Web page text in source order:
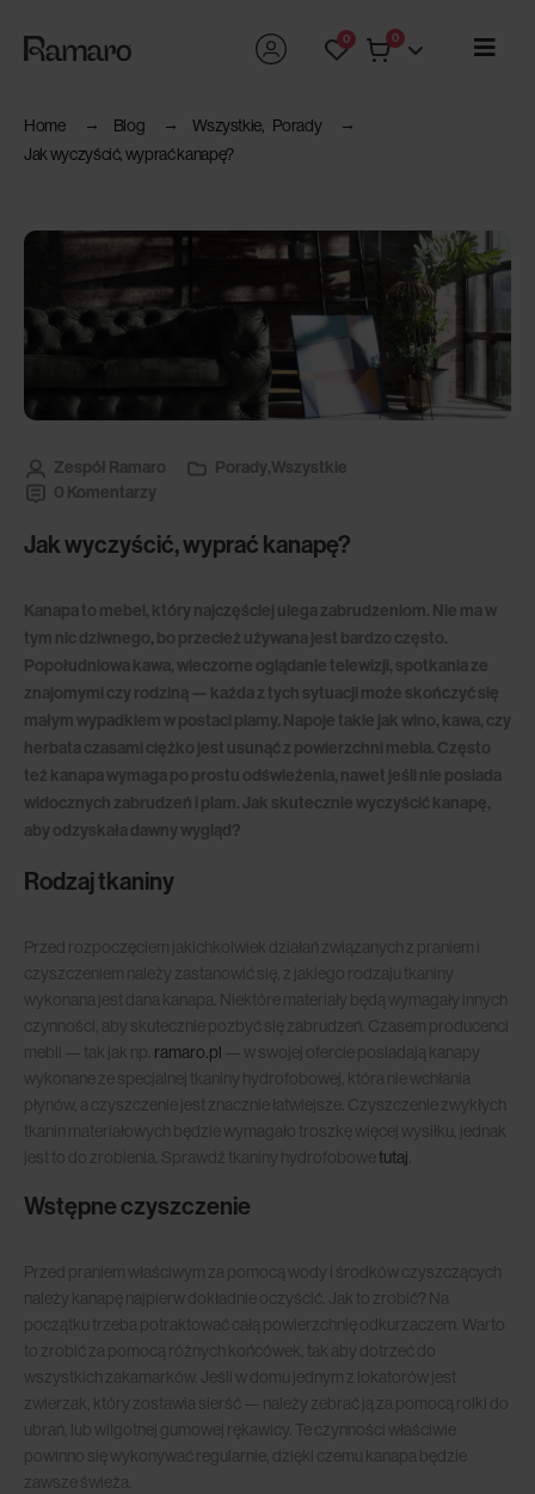
0 0
Home Blog Wszystkie
Porady
Jak wyczyścić, wyprać kanapę?
Zespół Ramaro Porady,Wszystkie
0 Komentarzy
Jak wyczyścić, wyprać kanapę?
Kanapa to mebel, który najczęściej ulega zabrudzeniom. Nie ma w
tym nic dziwnego, bo przecież używana jest bardzo często.
Popołudniowa kawa, wieczorne oglądanie telewizji, spotkania ze
znajomymi czy rodziną — każda z tych sytuacji może skończyć się
małym wypadkiem w postaci plamy. Napoje takie jak wino, kawa, czy
herbata czasami ciężko jest usunąć z powierzchni mebla. Często
też kanapa wymaga po prostu odświeżenia, nawet jeśli nie posiada
widocznych zabrudzeń i plam. Jak skutecznie wyczyścić kanapę,
aby odzyskała dawny wygląd?
Rodzaj tkaniny
Przed rozpoczęciem jakichkolwiek działań związanych z praniem i
czyszczeniem należy zastanowić się, z jakiego rodzaju tkaniny
wykonana jest dana kanapa. Niektóre materiały będą wymagały innych
czynności, aby skutecznie pozbyć się zabrudzeń. Czasem producenci
mebli — tak jak np. ramaro.pl — w swojej ofercie posiadają kanapy
wykonane ze specjalnej tkaniny hydrofobowej, która nie wchłania
płynów, a czyszczenie jest znacznie łatwiejsze. Czyszczenie zwykłych
tkanin materiałowych będzie wymagało troszkę więcej wysiłku, jednak
jest to do zrobienia. Sprawdź tkaniny hydrofobowetutaj
Wstępne czyszczenie
Przed praniem właściwym za pomocą wody i środków czyszczących
należy kanapę najpierw dokładnie oczyścić. Jak to zrobić? Na
początku trzeba potraktować całą powierzchnię odkurzaczem. Warto
to zrobić za pomocą różnych końcówek, tak aby dotrzeć do
wszystkich zakamarków. Jeśli w domu jednym z lokatorów jest
zwierzak, który zostawia sierść — należy zebrać ją za pomocą rolki do
ubrań, lub wilgotnej gumowej rękawicy. Te czynności właściwie
powinno się wykonywać regularnie, dzięki czemu kanapa będzie
zawsze świeża.